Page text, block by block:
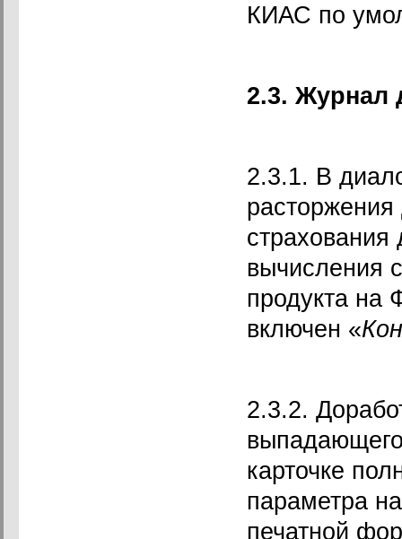
КИАС по
2.3. Журнал
2.3.1. В
расторжения
страхования
вычисления
продукта на
включен «
2.3.2.
карточке
параметра
печатной